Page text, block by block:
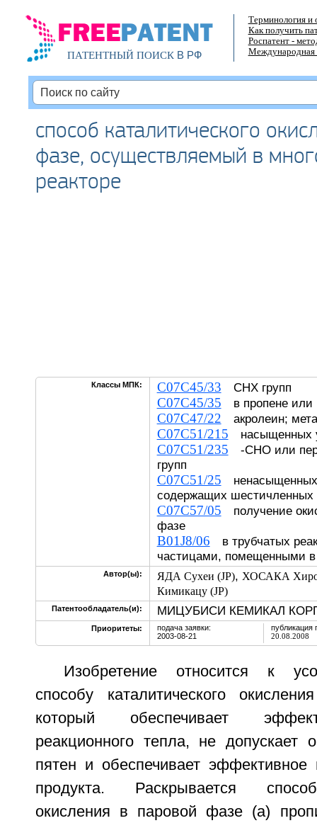
ПАТЕНТНЫЙ ПОИСКВ РФ
Терминология и
Как получить
Роспатент -
Международная
способ каталитического
фазе, осуществляемый в
реакторе
Классы МПК: C07C45/33 CHX групп
C07C45/35 в пропене или
C07C47/22 акролеин;
C07C51/215 насыщенных
C07C51/235 -CHO или
групп
C07C51/25 ненасыщенных
содержащих шестичленных
C07C57/05 получение
фазе
B01J8/06 в трубчатых
частицами, помещенными в
Автор(ы): ЯДА Сухеи (JP), ХОСАКА
Кимикацу (JP)
Патентообладатель(и): МИЦУБИСИ КЕМИКАЛ
Приоритеты:
подача заявки:
2003-08-21
публикация
20.08.2008
Изобретение относится к
способу каталитического
который обеспечивает
реакционного тепла, не допускает
пятен и обеспечивает эффективное
продукта. Раскрывается
окисления в паровой фазе (а)